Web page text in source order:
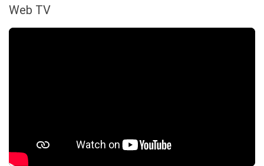
Web TV